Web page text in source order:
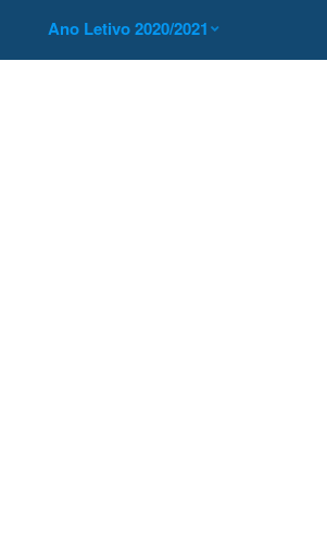
Ano Letivo 2020/2021